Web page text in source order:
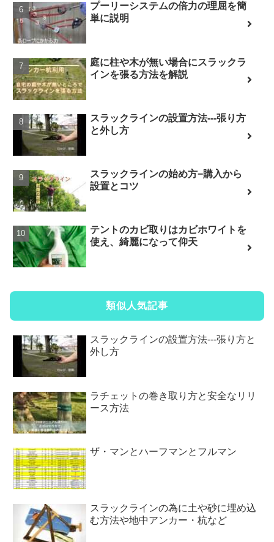
プーリーシステムの倍力の理屈を簡
単に説明
庭に柱や木が無い場合にスラックラ
インを張る方法を解説
スラックラインの設置方法---張り方
と外し方
スラックラインの始め方−購入から
設置とコツ
テントのカビ取りはカビホワイトを
使え、綺麗になって仰天
類似人気記事
スラックラインの設置方法---張り方と
外し方
ラチェットの巻き取り方と安全なリリ
ース方法
ザ・マンとハーフマンとフルマン
スラックラインの為に土や砂に埋め込
む方法や地中アンカー・杭など